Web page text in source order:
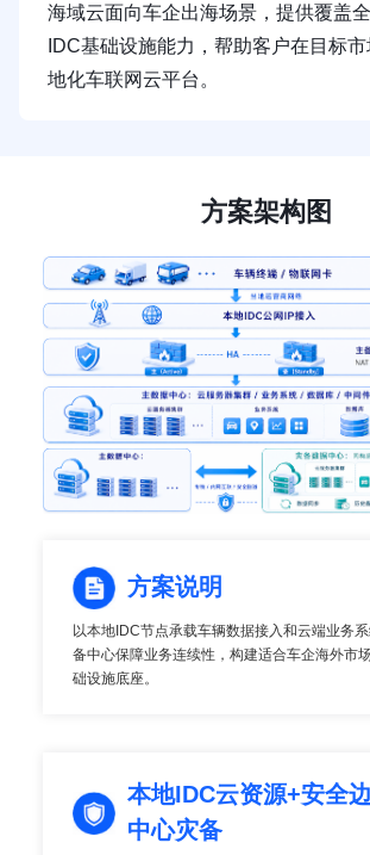
海域云面向车企出海场景，提供覆盖
IDC基础设施能力，帮助客户在目标
地化车联网云平台。
方案架构图
方案说明
以本地IDC节点承载车辆数据接入和云端业务
备中心保障业务连续性，构建适合车企海外市
础设施底座。
本地IDC云资源+安全
中心灾备